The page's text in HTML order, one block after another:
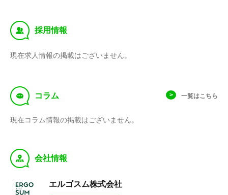
‰ 採用情報
現在求人情報の掲載はございません。
f コラム 一覧はこちら
現在コラム情報の掲載はございません。
y 会社情報
エルゴスム株式会社